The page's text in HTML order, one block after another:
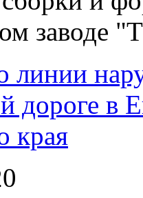
заводе
линии
дороге в
края